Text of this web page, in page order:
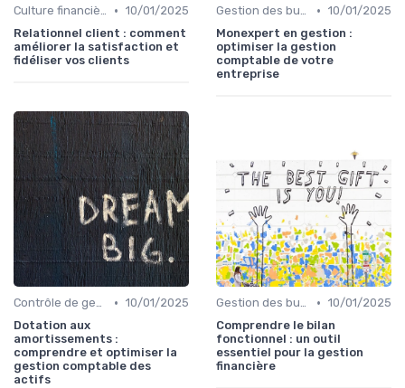
Culture financière & gouvernance • 10/01/2025
Relationnel client : comment
améliorer la satisfaction et
fidéliser vos clients
Gestion des budgets & prévisions • 10/01/2025
Monexpert en gestion :
optimiser la gestion
comptable de votre
entreprise
Contrôle de gestion & FP&A • 10/01/2025
Dotation aux
amortissements :
comprendre et optimiser la
gestion comptable des
actifs
Gestion des budgets & prévisions • 10/01/2025
Comprendre le bilan
fonctionnel : un outil
essentiel pour la gestion
financière